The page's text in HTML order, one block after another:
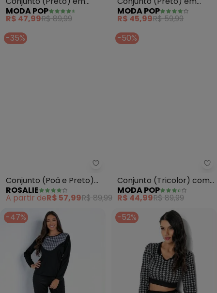
Malha
MODA POP
R$ 47,99R$ 89,99
Malha
MODA POP
R$ 45,99R$ 59,99
-35%
Conjunto (Poá e Preto)
com Babados
ROSALIE
A partir deR$ 57,99R$ 89,99
-50%
Conjunto (Tricolor) com
Recortes
MODA POP
R$ 44,99R$ 89,99
-47%
-52%